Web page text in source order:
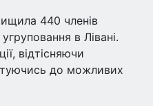
440 членів
в Лівані.
відтісняючи
до можливих